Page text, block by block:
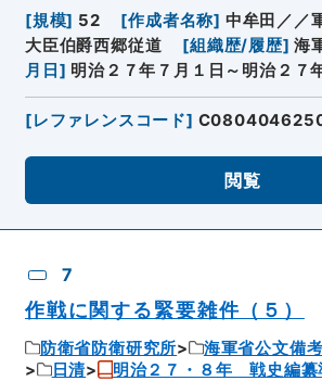
[規模] 52 [作成者名称] 中牟田／／
大臣伯爵西郷従道
[組織歴/履歴] 海
月日 ] 明治２７年７月１日～明治２７
[レファレンスコード]
閲覧
7
作戦に関する緊要雑件（５）
防衛省防衛研究所 海軍省公文備考
日清
明治２７・８年 戦史編